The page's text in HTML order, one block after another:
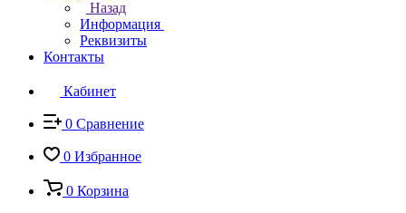
Назад
Информация
Реквизиты
Контакты
Кабинет
0 Сравнение
0 Избранное
0 Корзина